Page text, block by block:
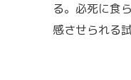
る。必死に食
感させられる